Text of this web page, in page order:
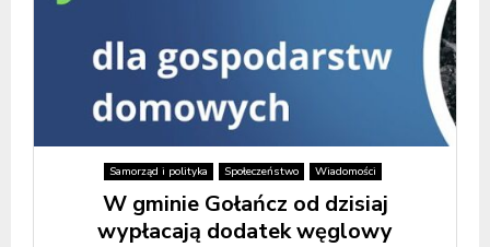
Samorząd i polityka Społeczeństwo Wiadomości
W gminie Gołańcz od dzisiaj
wypłacają dodatek węglowy